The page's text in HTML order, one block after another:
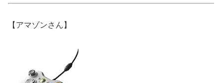
【アマゾンさん】